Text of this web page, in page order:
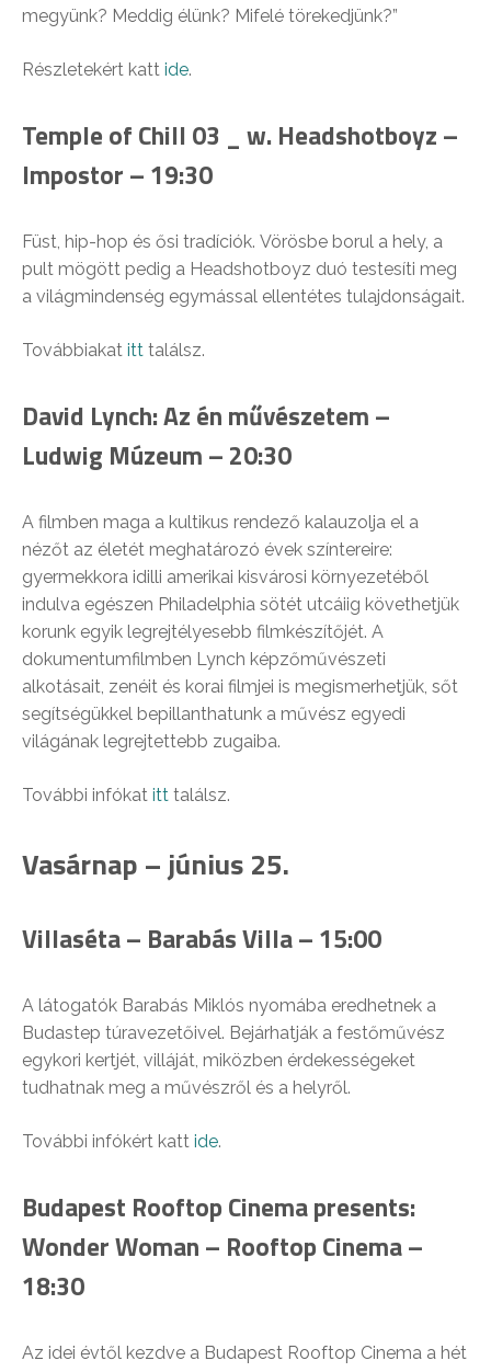
megyünk? Meddig élünk? Mifelé törekedjünk?”
Részletekért katt ide.
Temple of Chill 03 _ w. Headshotboyz –
Impostor – 19:30
Füst, hip-hop és ősi tradíciók. Vörösbe borul a hely, a
pult mögött pedig a Headshotboyz duó testesíti meg
a világmindenség egymással ellentétes tulajdonságait.
Továbbiakat itt találsz.
David Lynch: Az én művészetem –
Ludwig Múzeum – 20:30
A filmben maga a kultikus rendező kalauzolja el a
nézőt az életét meghatározó évek színtereire:
gyermekkora idilli amerikai kisvárosi környezetéből
indulva egészen Philadelphia sötét utcáiig követhetjük
korunk egyik legrejtélyesebb filmkészítőjét. A
dokumentumfilmben Lynch képzőművészeti
alkotásait, zenéit és korai filmjei is megismerhetjük, sőt
segítségükkel bepillanthatunk a művész egyedi
világának legrejtettebb zugaiba.
További infókat itt találsz.
Vasárnap – június 25.
Villaséta – Barabás Villa – 15:00
A látogatók Barabás Miklós nyomába eredhetnek a
Budastep túravezetőivel. Bejárhatják a festőművész
egykori kertjét, villáját, miközben érdekességeket
tudhatnak meg a művészről és a helyről.
További infókért katt ide.
Budapest Rooftop Cinema presents:
Wonder Woman – Rooftop Cinema –
18:30
Az idei évtől kezdve a Budapest Rooftop Cinema a hét